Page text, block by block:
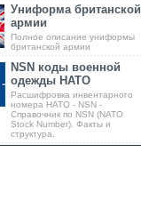
Униформа британской
армии
Полное описание униформы
британской армии
NSN коды военной
одежды НАТО
Расшифровка инвентарного
номера НАТО - NSN -
Справочник по NSN (NATO
Stock Number). Факты и
структура.